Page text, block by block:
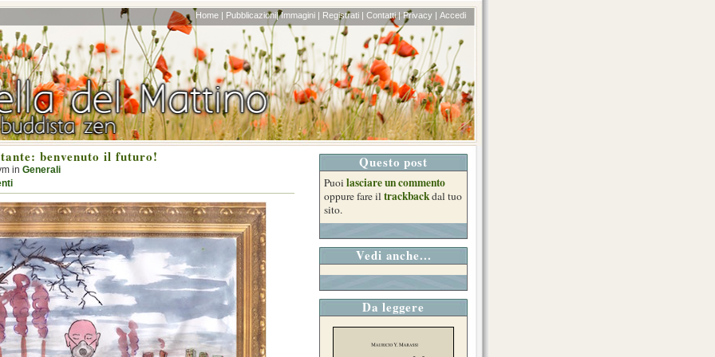
Home | Pubblicazioni| Immagini | Registrati | Contatti | Privacy | Accedi
benvenuto il futuro!
in Generali
Questo post
Puoi lasciare un commento
oppure fare il trackbackdal tuo
sito.
Vedi anche...
Da leggere